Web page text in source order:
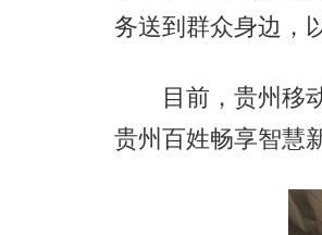
务送到群众身边，
目前，贵州移动
贵州百姓畅享智慧